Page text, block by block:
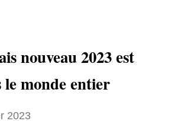
nouveau 2023 est
monde entier
2023